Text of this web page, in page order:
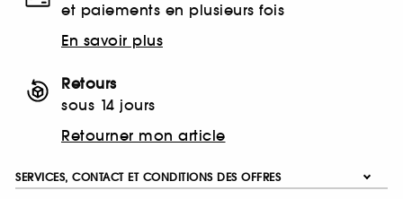
et paiements en plusieurs fois
En savoir plus
Retours
sous 14 jours
Retourner mon article
SERVICES, CONTACT ET CONDITIONS DES OFFRES